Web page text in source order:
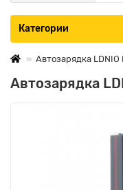
Категории
Автозарядка LDNIO
Автозарядка